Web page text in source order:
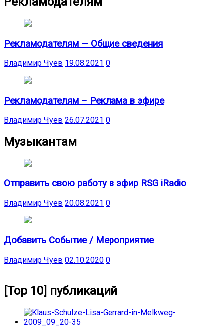
Рекламодателям — Общие сведения
Владимир Чуев 19.08.2021 0
Рекламодателям – Реклама в эфире
Владимир Чуев 26.07.2021 0
Музыкантам
Отправить свою работу в эфир RSG iRadio
Владимир Чуев 20.08.2021 0
Добавить Событие / Мероприятие
Владимир Чуев 02.10.2020 0
[Top 10] публикаций